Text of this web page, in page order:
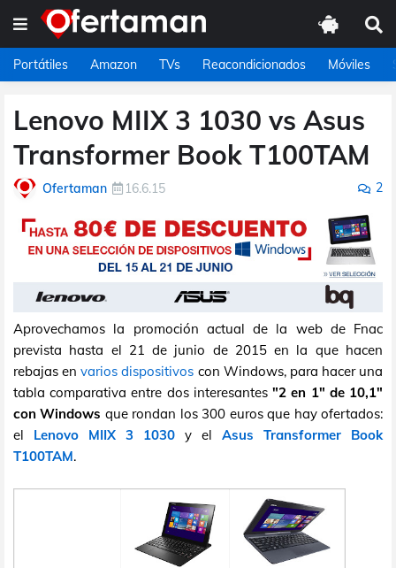
Portátiles Amazon TVs Reacondicionados Móviles
Lenovo MIIX 3 1030 vs Asus
Transformer Book T100TAM
Ofertaman 16.6.15 2
Aprovechamos la promoción actual de la web de Fnac
prevista hasta el 21 de junio de 2015 en la que hacen
rebajas envarios dispositivos con Windows, para hacer una
tabla comparativa entre dos interesantes"2 en 1" de 10,1"
con Windows que rondan los 300 euros que hay ofertados:
el Lenovo MIIX 3 1030 y el Asus Transformer Book
T100TAM.